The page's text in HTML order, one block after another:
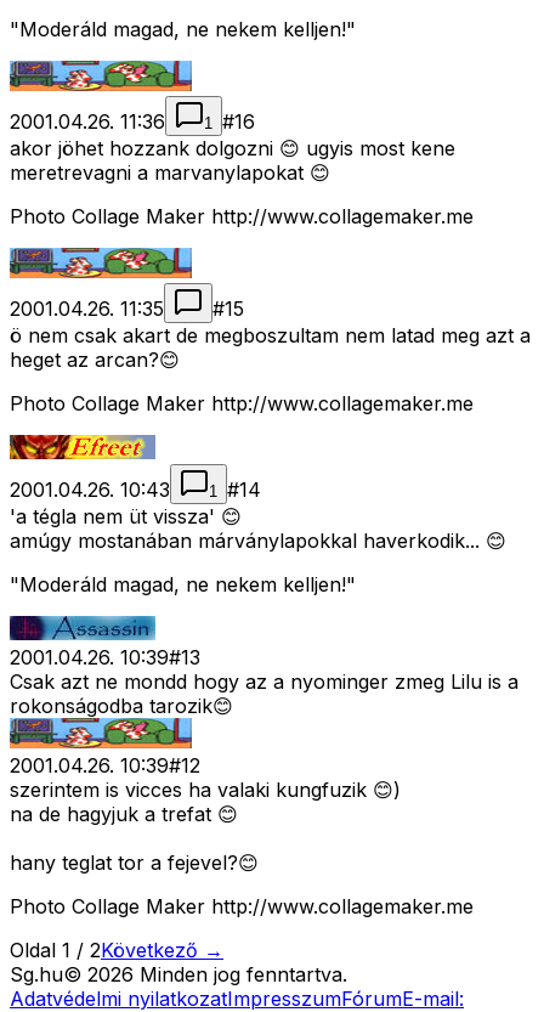
"Moderáld magad, ne nekem kelljen!"
2001.04.26. 11:36 1 #16
akor jöhet hozzank dolgozni 😊 ugyis most kene
meretrevagni a marvanylapokat 😊
Photo Collage Maker http://www.collagemaker.me
2001.04.26. 11:35 #15
ö nem csak akart de megboszultam nem latad meg azt a
heget az arcan?😊
Photo Collage Maker http://www.collagemaker.me
2001.04.26. 10:43 1 #14
'a tégla nem üt vissza' 😊
amúgy mostanában márványlapokkal haverkodik... 😊
"Moderáld magad, ne nekem kelljen!"
2001.04.26. 10:39#13
Csak azt ne mondd hogy az a nyominger zmeg Lilu is a
rokonságodba tarozik😊
2001.04.26. 10:39#12
szerintem is vicces ha valaki kungfuzik 😊)
na de hagyjuk a trefat 😊
hany teglat tor a fejevel?😊
Photo Collage Maker http://www.collagemaker.me
Oldal 1 / 2Következő →
Sg.hu© 2026 Minden jog fenntartva.
Adatvédelmi nyilatkozatImpresszumFórumE-mail: